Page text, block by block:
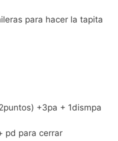
para hacer la tapita
+3pa + 1dismpa
pd para cerrar